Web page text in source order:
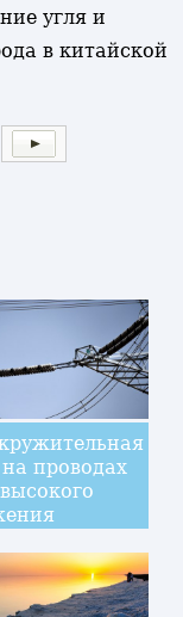
угля и
в китайской
проводах